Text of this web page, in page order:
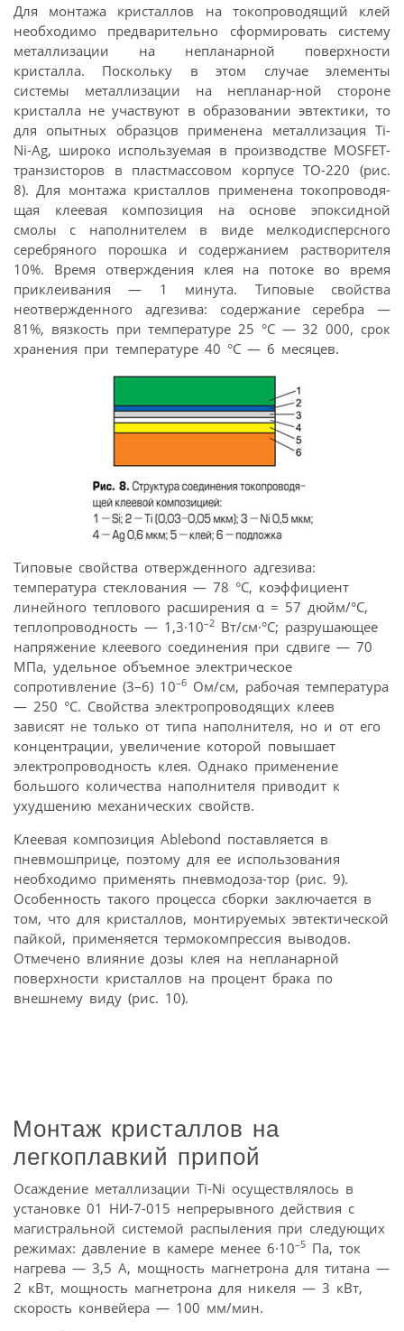
Для монтажа кристаллов на токопроводящий клей
необходимо предварительно сформировать систему
металлизации на непланарной поверхности
кристалла. Поскольку в этом случае элементы
системы металлизации на непланар-ной стороне
кристалла не участвуют в образовании эвтектики, то
для опытных образцов применена металлизация Ti-
Ni-Ag, широко используемая в производстве MOSFET-
транзисторов в пластмассовом корпусе ТО-220 (рис.
8). Для монтажа кристаллов применена токопроводя-
щая клеевая композиция на основе эпоксидной
смолы с наполнителем в виде мелкодисперсного
серебряного порошка и содержанием растворителя
10%. Время отверждения клея на потоке во время
приклеивания — 1 минута. Типовые свойства
неотвержденного адгезива: содержание серебра —
81%, вязкость при температуре 25 °С — 32 000, срок
хранения при температуре 40 °С — 6 месяцев.
Типовые свойства отвержденного адгезива:
температура стеклования — 78 °С, коэффициент
линейного теплового расширения α = 57 дюйм/°С,
теплопроводность — 1,3·10–2 Вт/см·°С; разрушающее
напряжение клеевого соединения при сдвиге — 70
МПа, удельное объемное электрическое
сопротивление (3–6) 10–6 Ом/см, рабочая температура
— 250 °С. Свойства электропроводящих клеев
зависят не только от типа наполнителя, но и от его
концентрации, увеличение которой повышает
электропроводность клея. Однако применение
большого количества наполнителя приводит к
ухудшению механических свойств.
Клеевая композиция Ablebond поставляется в
пневмошприце, поэтому для ее использования
необходимо применять пневмодоза-тор (рис. 9).
Особенность такого процесса сборки заключается в
том, что для кристаллов, монтируемых эвтектической
пайкой, применяется термокомпрессия выводов.
Отмечено влияние дозы клея на непланарной
поверхности кристаллов на процент брака по
внешнему виду (рис. 10).
Монтаж кристаллов на
легкоплавкий припой
Осаждение металлизации Ti-Ni осуществлялось в
установке 01 НИ-7-015 непрерывного действия с
магистральной системой распыления при следующих
режимах: давление в камере менее 6·10–5 Па, ток
нагрева — 3,5 А, мощность магнетрона для титана —
2 кВт, мощность магнетрона для никеля — 3 кВт,
скорость конвейера — 100 мм/мин.